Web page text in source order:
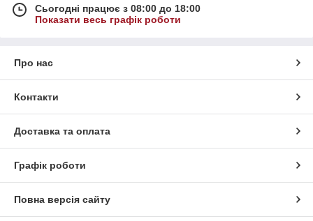
Сьогодні працює з 08:00 до 18:00
Показати весь графік роботи
Про нас
Контакти
Доставка та оплата
Графік роботи
Повна версія сайту